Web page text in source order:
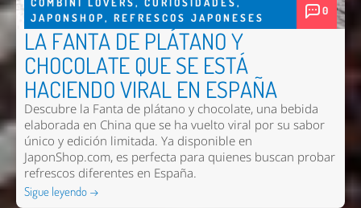
JAPONSHOP, REFRESCOS JAPONESES
0
LA FANTA DE PLÁTANO Y
CHOCOLATE QUE SE ESTÁ
HACIENDO VIRAL EN ESPAÑA
Descubre la Fanta de plátano y chocolate, una bebida
elaborada en China que se ha vuelto viral por su sabor
único y edición limitada. Ya disponible en
JaponShop.com, es perfecta para quienes buscan probar
refrescos diferentes en España.
Sigue leyendo →